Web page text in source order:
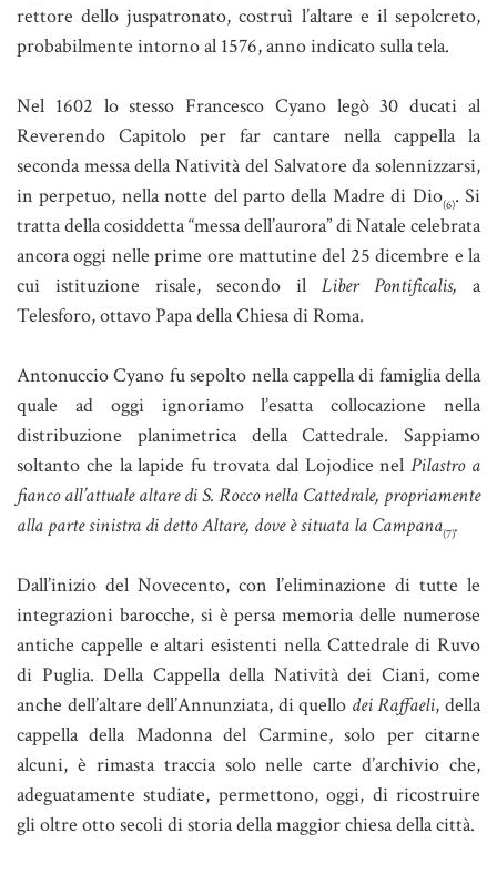
rettore dello juspatronato, costruì l’altare e il sepolcreto,
probabilmente intorno al 1576, anno indicato sulla tela.
Nel 1602 lo stesso Francesco Cyano legò 30 ducati al
Reverendo Capitolo per far cantare nella cappella la
seconda messa della Natività del Salvatore da solennizzarsi,
in perpetuo, nella notte del parto della Madre di Dio(6). Si
tratta della cosiddetta “messa dell’aurora” di Natale celebrata
ancora oggi nelle prime ore mattutine del 25 dicembre e la
cui istituzione risale, secondo il Liber Pontificalis, a
Telesforo, ottavo Papa della Chiesa di Roma.
Antonuccio Cyano fu sepolto nella cappella di famiglia della
quale ad oggi ignoriamo l’esatta collocazione nella
distribuzione planimetrica della Cattedrale. Sappiamo
soltanto che la lapide fu trovata dal Lojodice nelPilastro a
fianco all’attuale altare di S. Rocco nella Cattedrale, propriamente
alla parte sinistra di detto Altare, dove è situata la Campana(7).
Dall’inizio del Novecento, con l’eliminazione di tutte le
integrazioni barocche, si è persa memoria delle numerose
antiche cappelle e altari esistenti nella Cattedrale di Ruvo
di Puglia. Della Cappella della Natività dei Ciani, come
anche dell’altare dell’Annunziata, di quello dei Raffaeli, della
cappella della Madonna del Carmine, solo per citarne
alcuni, è rimasta traccia solo nelle carte d’archivio che,
adeguatamente studiate, permettono, oggi, di ricostruire
gli oltre otto secoli di storia della maggior chiesa della città.